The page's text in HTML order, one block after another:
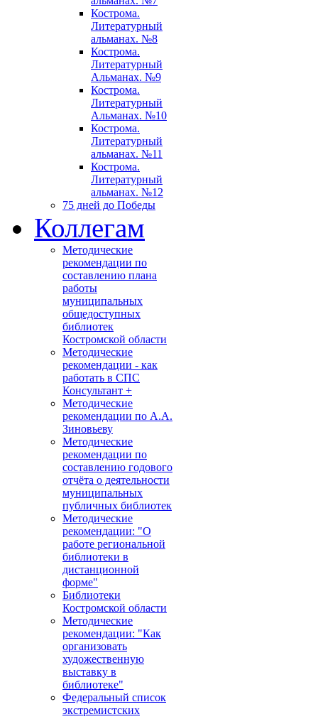
Кострома.
Литературный
альманах. №8
Кострома.
Литературный
Альманах. №9
Кострома.
Литературный
Альманах. №10
Кострома.
Литературный
альманах. №11
Кострома.
Литературный
альманах. №12
75 дней до Победы
Коллегам
Методические
рекомендации по
составлению плана
работы
муниципальных
общедоступных
библиотек
Костромской области
Методические
рекомендации - как
работать в СПС
Консультант +
Методические
рекомендации по А.А.
Зиновьеву
Методические
рекомендации по
составлению годового
отчёта о деятельности
муниципальных
публичных библиотек
Методические
рекомендации: "О
работе региональной
библиотеки в
дистанционной
форме"
Библиотеки
Костромской области
Методические
рекомендации: "Как
организовать
художественную
выставку в
библиотеке"
Федеральный список
экстремистских